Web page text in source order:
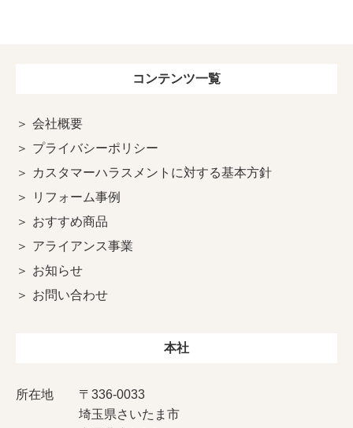
コンテンツ一覧
会社概要
プライバシーポリシー
カスタマーハラスメントに対する基本方針
リフォーム事例
おすすめ商品
アライアンス事業
お知らせ
お問い合わせ
本社
所在地
〒336-0033
埼玉県さいたま市